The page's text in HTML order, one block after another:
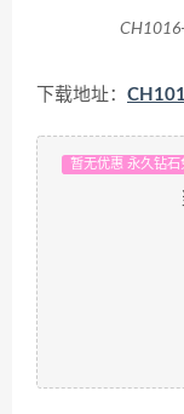
下载地址：
暂无优惠 永久钻石